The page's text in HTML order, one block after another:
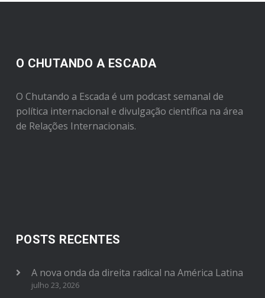
O CHUTANDO A ESCADA
O Chutando a Escada é um podcast semanal de
política internacional e divulgação científica na área
de Relações Internacionais.
POSTS RECENTES
A nova onda da direita radical na América Latina
julho 23, 2026